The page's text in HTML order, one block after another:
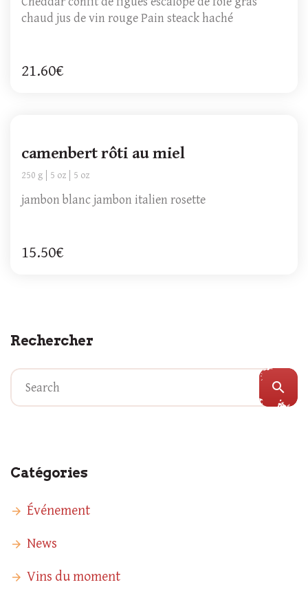
chaud jus de vin rouge Pain steack haché
21.60€
camenbert rôti au miel
250 g 5 oz 5 oz
jambon blanc jambon italien rosette
15.50€
Rechercher
search
Catégories
Événement
News
Vins du moment